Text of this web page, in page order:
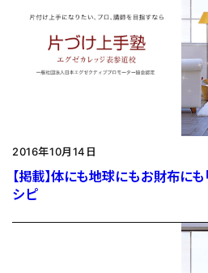
2016年10月14日
【掲載】体にも地球にもお財布に
シピ